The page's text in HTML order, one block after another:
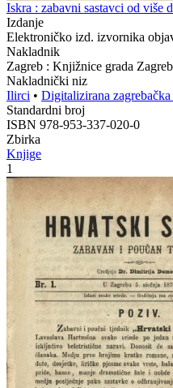
Iskra : zabavni sastavci od više
Izdanje
Elektroničko izd. izvornika
Nakladnik
Zagreb : Knjižnice grada
Nakladnički niz
Ilirci • Digitalizirana zagrebačka
Standardni broj
ISBN 978-953-337-020-0
Zbirka
Knjige
1